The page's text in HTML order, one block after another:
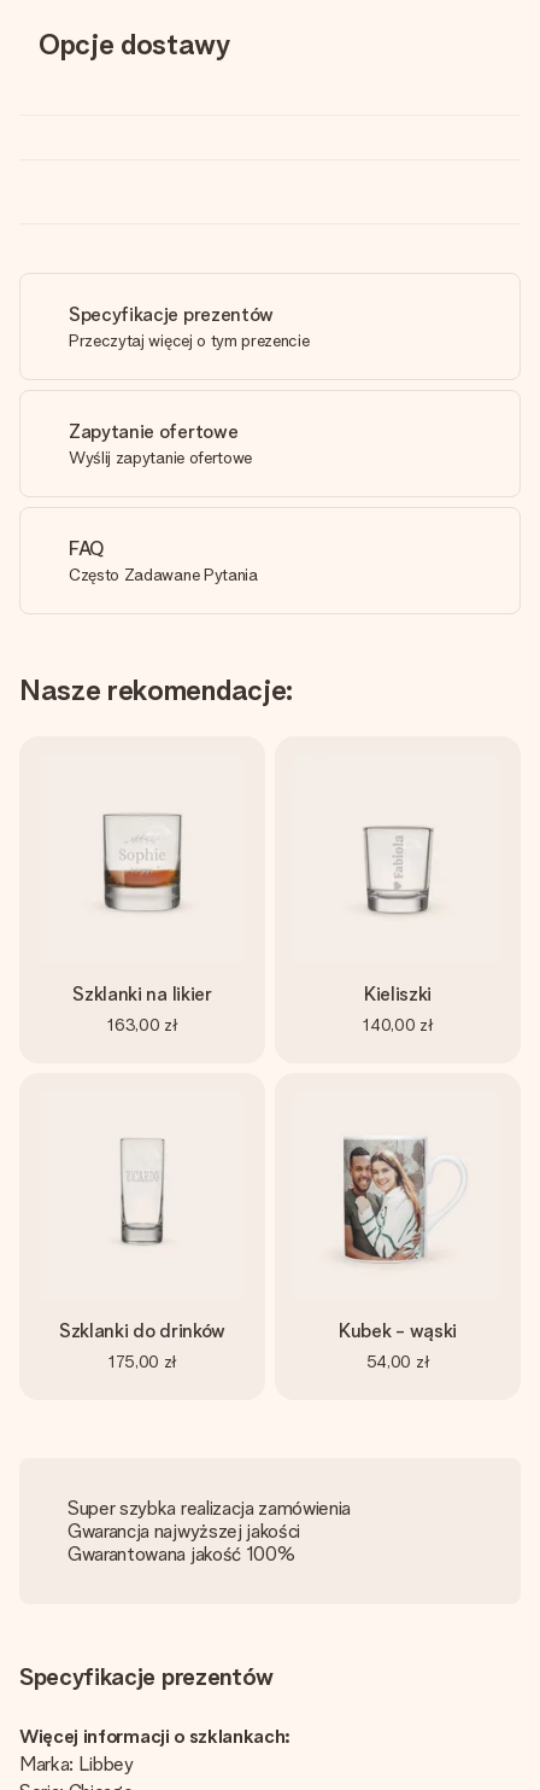
Opcje dostawy
Specyfikacje prezentów
Przeczytaj więcej o tym prezencie
Zapytanie ofertowe
Wyślij zapytanie ofertowe
FAQ
Często Zadawane Pytania
Nasze rekomendacje:
Szklanki na likier
163,00 zł
Kieliszki
140,00 zł
Szklanki do drinków
175,00 zł
Kubek - wąski
54,00 zł
Super szybka realizacja zamówienia
Gwarancja najwyższej jakości
Gwarantowana jakość 100%
Specyfikacje prezentów
Więcej informacji o szklankach:
Marka: Libbey